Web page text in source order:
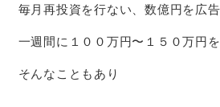
毎月再投資を行ない、数億円を広
一週間に１００万円〜１５０万円
そんなこともあり